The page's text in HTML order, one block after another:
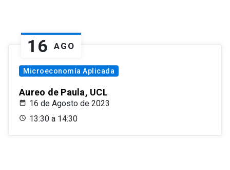
16 AGO
Microeconomía Aplicada
Aureo de Paula, UCL
16 de Agosto de 2023
13:30 a 14:30